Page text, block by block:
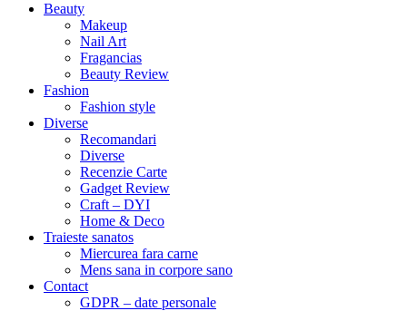
Beauty
Makeup
Nail Art
Fragancias
Beauty Review
Fashion
Fashion style
Diverse
Recomandari
Diverse
Recenzie Carte
Gadget Review
Craft – DYI
Home & Deco
Traieste sanatos
Miercurea fara carne
Mens sana in corpore sano
Contact
GDPR – date personale